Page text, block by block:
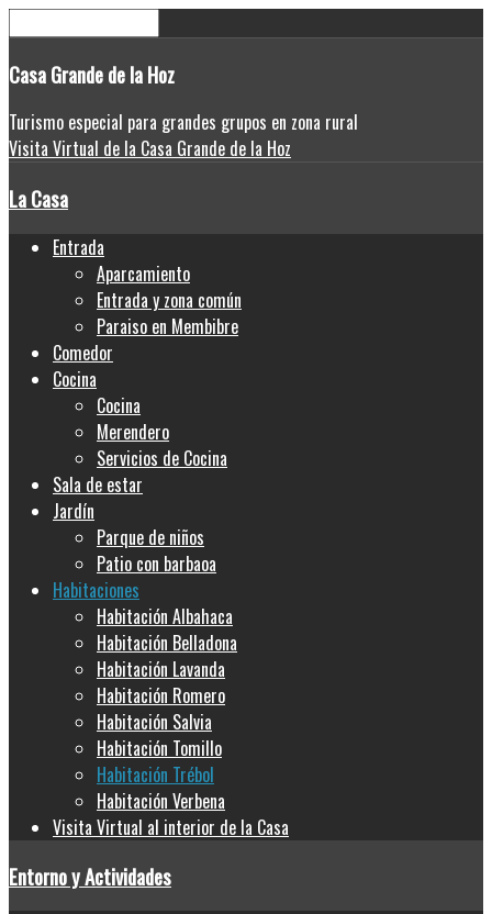
CasaGrande de la Hoz
Turismo especial para grandes grupos en zona rural
Visita Virtual de la Casa Grande de la Hoz
La Casa
Entrada
Aparcamiento
Entrada y zona común
Paraiso en Membibre
Comedor
Cocina
Cocina
Merendero
Servicios de Cocina
Sala de estar
Jardín
Parque de niños
Patio con barbaoa
Habitaciones
Habitación Albahaca
Habitación Belladona
Habitación Lavanda
Habitación Romero
Habitación Salvia
Habitación Tomillo
Habitación Trébol
Habitación Verbena
Visita Virtual al interior de la Casa
Entorno y Actividades